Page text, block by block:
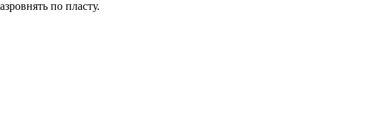
по пласту.